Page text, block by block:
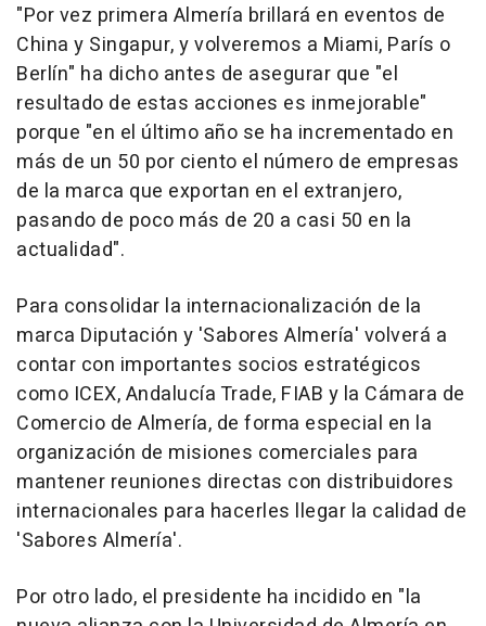
"Por vez primera Almería brillará en eventos de
China y Singapur, y volveremos a Miami, París o
Berlín" ha dicho antes de asegurar que "el
resultado de estas acciones es inmejorable"
porque "en el último año se ha incrementado en
más de un 50 por ciento el número de empresas
de la marca que exportan en el extranjero,
pasando de poco más de 20 a casi 50 en la
actualidad".
Para consolidar la internacionalización de la
marca Diputación y 'Sabores Almería' volverá a
contar con importantes socios estratégicos
como ICEX, Andalucía Trade, FIAB y la Cámara de
Comercio de Almería, de forma especial en la
organización de misiones comerciales para
mantener reuniones directas con distribuidores
internacionales para hacerles llegar la calidad de
'Sabores Almería'.
Por otro lado, el presidente ha incidido en "la